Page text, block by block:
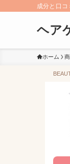
成分と口コ
ヘア
ホーム